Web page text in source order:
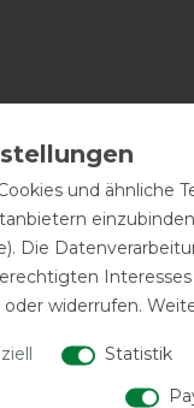
-10%
und ähnliche
Die
oder widerrufen.
Statistik